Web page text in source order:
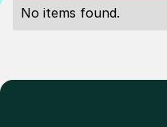
No items found.